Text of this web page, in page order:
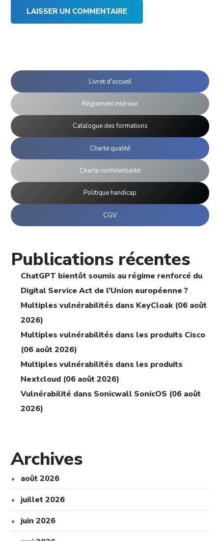
Livret d'accueil
Règlement intérieur
Catalogue des formations
Charte qualité
Charte confidentialité
Politique handicap
CGV
Publications récentes
ChatGPT bientôt soumis au régime renforcé du
Digital Service Act de l’Union européenne ?
Multiples vulnérabilités dans KeyCloak (06 août
2026)
Multiples vulnérabilités dans les produits Cisco
(06 août 2026)
Multiples vulnérabilités dans les produits
Nextcloud (06 août 2026)
Vulnérabilité dans Sonicwall SonicOS (06 août
2026)
Archives
août 2026
juillet 2026
juin 2026